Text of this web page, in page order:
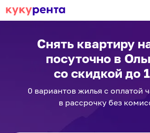
Снять квартиру
посуточно в
со скидкой до
0 вариантовжилья с оплатой
в рассрочку без